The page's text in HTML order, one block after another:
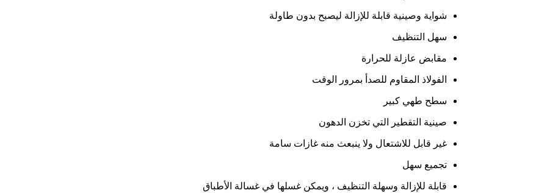
شواية وصينية قابلة للإزالة ليصبح بدون طاولة
سهل التنظيف
مقابض عازلة للحرارة
الفولاذ المقاوم للصدأ بمرور الوقت
سطح طهي كبير
صينية التقطير التي تخزن الدهون
غير قابل للاشتعال ولا ينبعث منه غازات سامة
تجميع سهل
قابلة للإزالة وسهلة التنظيف ، ويمكن غسلها في غسالة الأطباق